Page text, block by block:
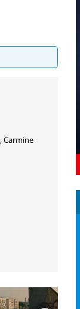
,Carmine